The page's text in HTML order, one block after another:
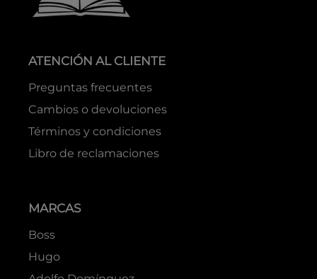
ATENCIÓN AL CLIENTE
Preguntas frecuentes
Cambios o devoluciones
Términos y condiciones
Libro de reclamaciones
MARCAS
Boss
Hugo